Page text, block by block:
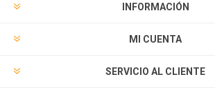
INFORMACIÓN
MI CUENTA
SERVICIO AL CLIENTE